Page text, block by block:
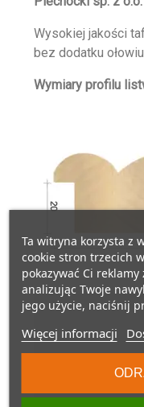
Wysokiej jakości
bez dodatku
Wymiary profilu
Ta witryna korzysta z
cookie stron trzecich
pokazywać Ci
analizując Twoje
jego użycie, naciśnij
Więcej informacji